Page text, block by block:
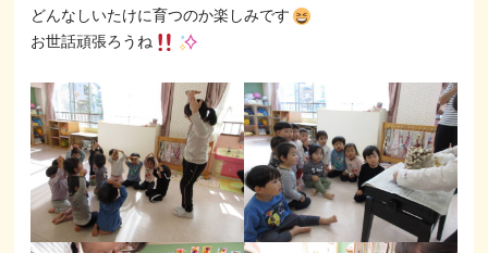
どんなしいたけに育つのか楽しみです
お世話頑張ろうね